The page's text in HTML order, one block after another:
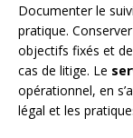
Documenter le
pratique.
objectifs fixés et
cas de litige. Le
opérationnel, en
légal et les